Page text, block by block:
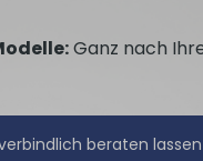
Ganz nach
beraten lassen